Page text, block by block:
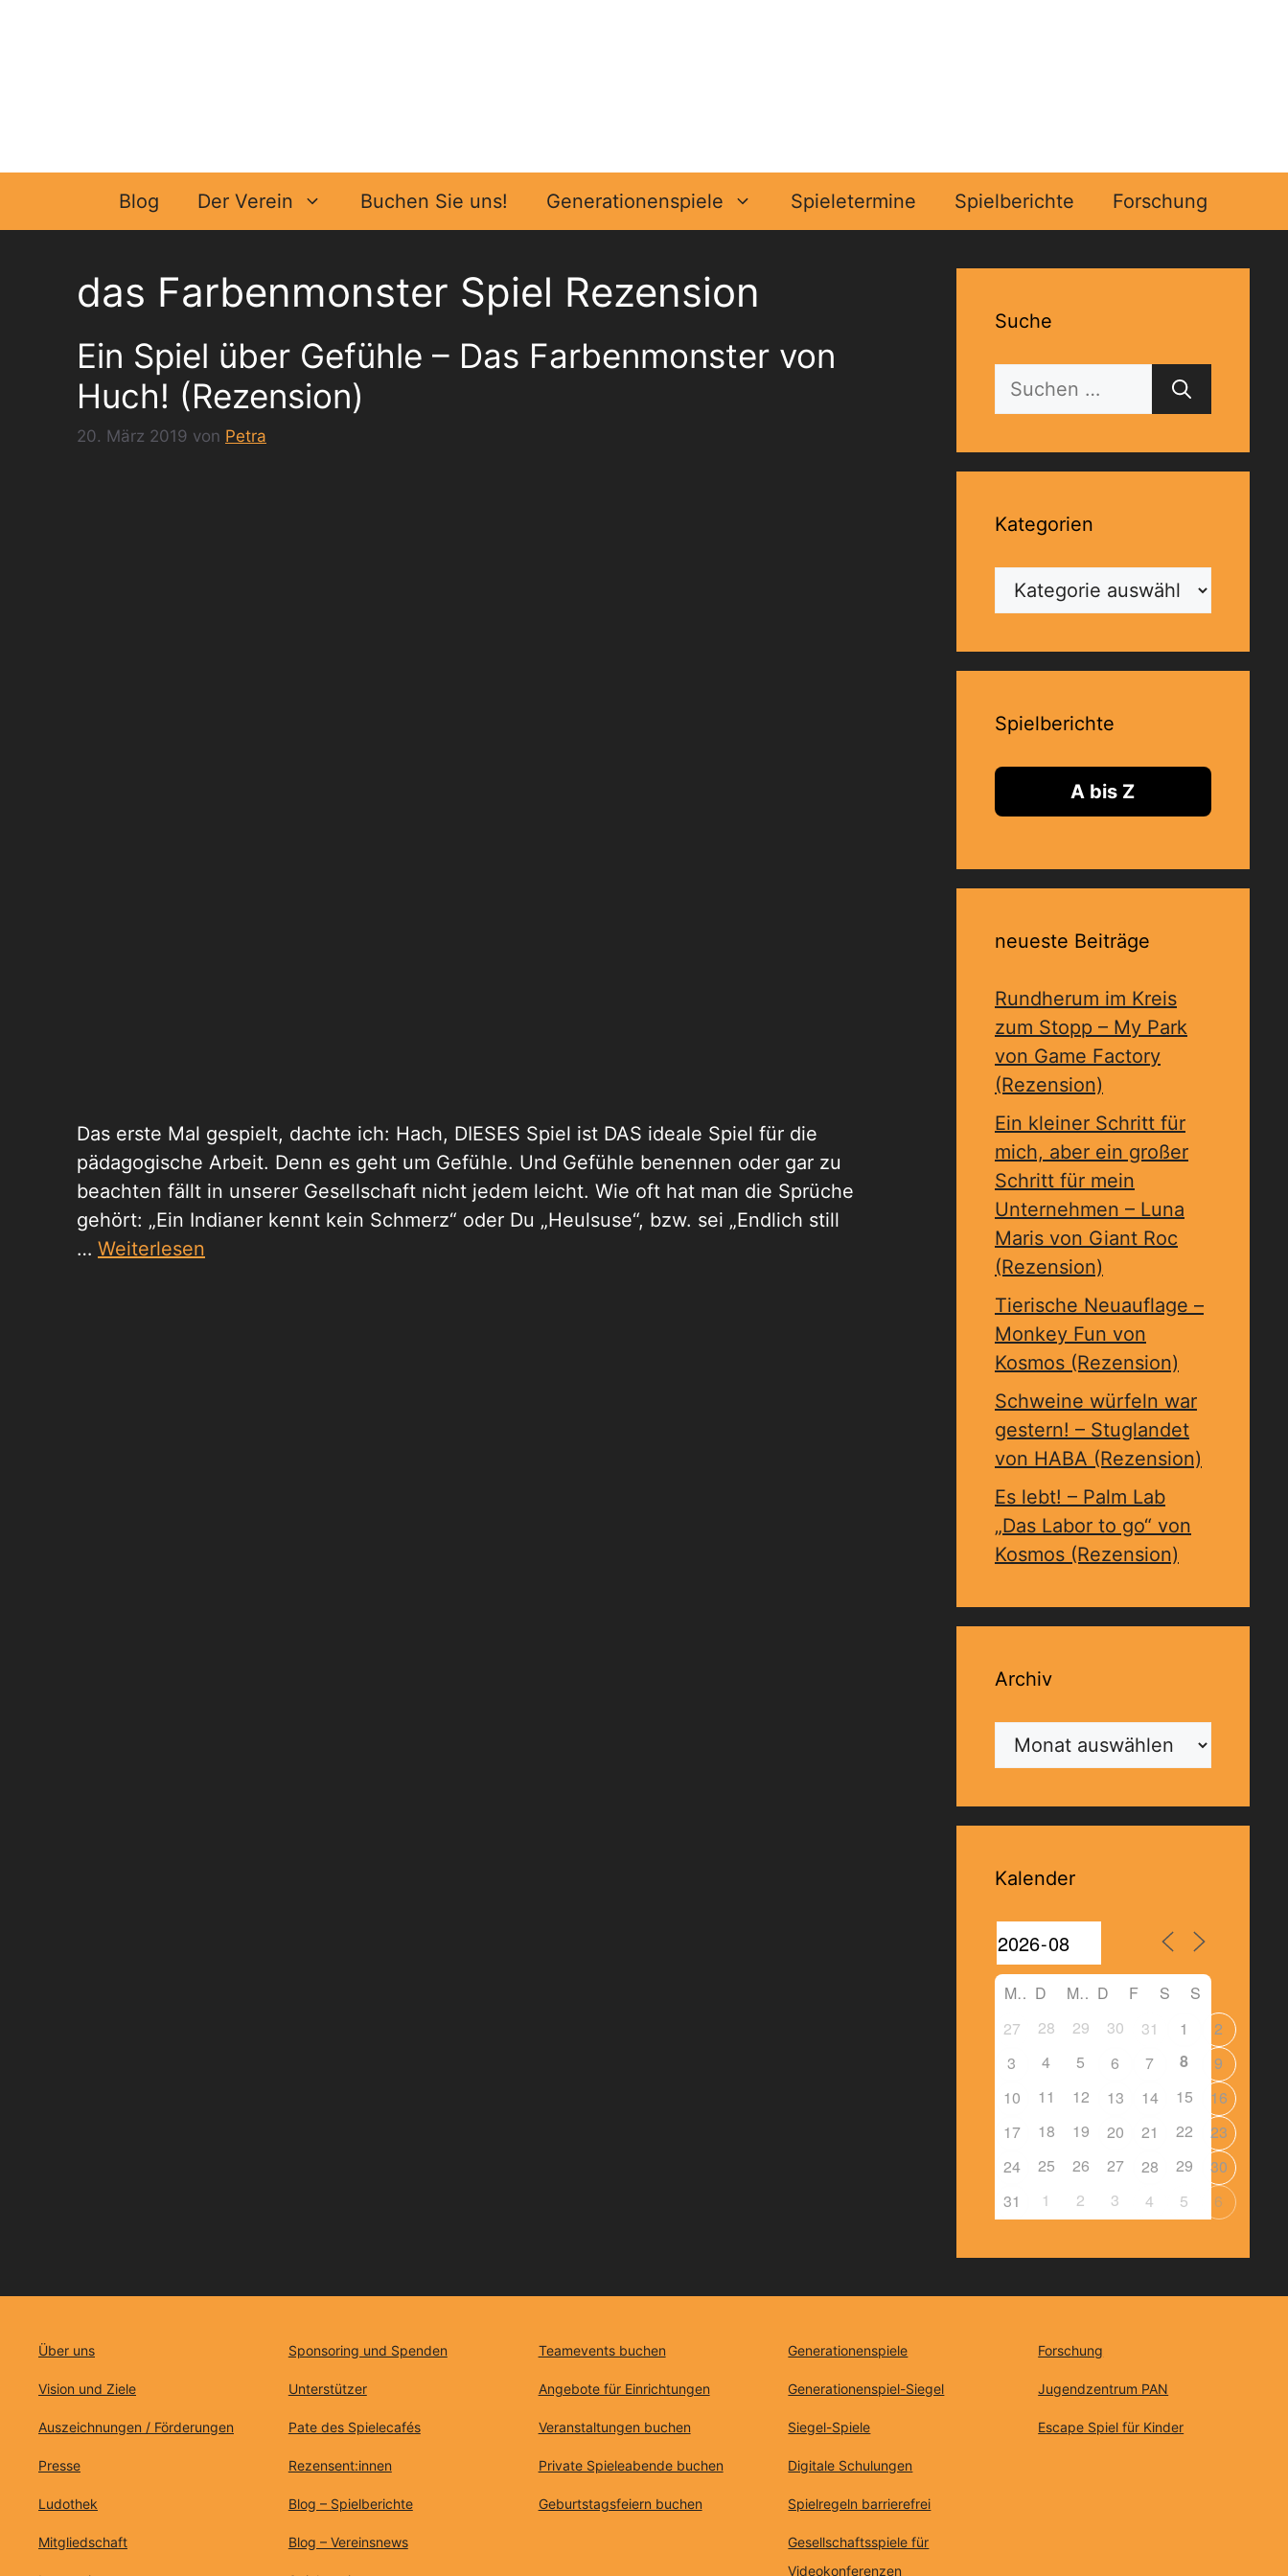
Blog Der Verein Buchen Sie uns! Generationenspiele Spieletermine Spielberichte Forschung
das Farbenmonster Spiel Rezension
Ein Spiel über Gefühle – Das Farbenmonster von
Huch! (Rezension)
20. März 2019 von Petra
Das erste Mal gespielt, dachte ich: Hach, DIESES Spiel ist DAS ideale Spiel für die
pädagogische Arbeit. Denn es geht um Gefühle. Und Gefühle benennen oder gar zu
beachten fällt in unserer Gesellschaft nicht jedem leicht. Wie oft hat man die Sprüche
gehört: „Ein Indianer kennt kein Schmerz“ oder Du „Heulsuse“, bzw. sei „Endlich still
… Weiterlesen
Suche
Suchen
Kategorien
Kategorien
Spielberichte
A bis Z
neueste Beiträge
Rundherum im Kreis
zum Stopp – My Park
von Game Factory
(Rezension)
Ein kleiner Schritt für
mich, aber ein großer
Schritt für mein
Unternehmen – Luna
Maris von Giant Roc
(Rezension)
Tierische Neuauflage –
Monkey Fun von
Kosmos (Rezension)
Schweine würfeln war
gestern! – Stuglandet
von HABA (Rezension)
Es lebt! – Palm Lab
„Das Labor to go“ von
Kosmos (Rezension)
Archiv
Archiv
Kalender
M D M D F S
S
27
28 29 30 31 1
2
3
4 5 6 7 8
9
10
11 12 13 14 15
16
17
18 19 20 21 22
23
24
25 26 27 28 29
30
31
1 2 3 4 5 6
Über uns
Vision und Ziele
Auszeichnungen / Förderungen
Presse
Ludothek
Mitgliedschaft
Sponsoring und Spenden
Unterstützer
Pate des Spielecafés
Rezensent:innen
Blog – Spielberichte
Blog – Vereinsnews
Teamevents buchen
Angebote für Einrichtungen
Veranstaltungen buchen
Private Spieleabende buchen
Geburtstagsfeiern buchen
Generationenspiele
Generationenspiel-Siegel
Siegel-Spiele
Digitale Schulungen
Spielregeln barrierefrei
Gesellschaftsspiele für
Videokonferenzen
Forschung
Jugendzentrum PAN
Escape Spiel für Kinder